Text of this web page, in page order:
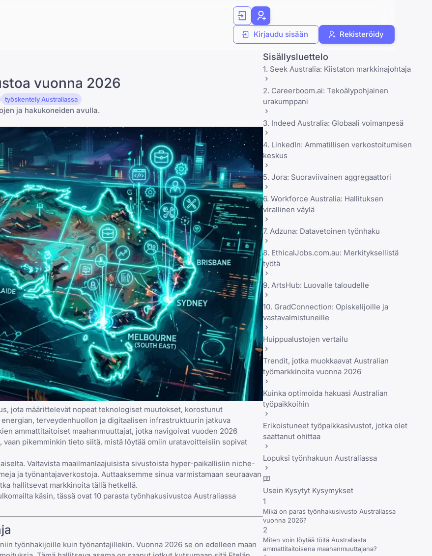
Kirjaudu sisään Rekisteröidy
vuonna 2026
työskentely Australiassa
ja hakukoneiden avulla.
jota määrittelevät nopeat teknologiset muutokset, korostunut
terveydenhuollon ja digitaalisen infrastruktuurin jatkuva
ammattitaitoiset maahanmuuttajat, jotka navigoivat vuoden 2026
pikemminkin tieto siitä, mistä löytää omiin uratavoitteisiin sopivat
Valtavista maailmanlaajuisista sivustoista hyper-paikallisiin niche-
ja työnantajaverkostoja. Auttaaksemme sinua varmistamaan seuraavan
hallitsevat markkinoita tällä hetkellä.
käsin, tässä ovat 10 parasta työnhakusivustoa Australiassa
työnhakijoille kuin työnantajillekin. Vuonna 2026 se on edelleen maan
Sisällysluettelo
1. Seek Australia: Kiistaton markkinajohtaja
2. Careerboom.ai: Tekoälypohjainen
urakumppani
3. Indeed Australia: Globaali voimanpesä
4. LinkedIn: Ammatillisen verkostoitumisen
keskus
5. Jora: Suoraviivainen aggregaattori
6. Workforce Australia: Hallituksen
virallinen väylä
7. Adzuna: Datavetoinen työnhaku
8. EthicalJobs.com.au: Merkityksellistä
työtä
9. ArtsHub: Luovalle taloudelle
10. GradConnection: Opiskelijoille ja
vastavalmistuneille
Huippualustojen vertailu
Trendit, jotka muokkaavat Australian
työmarkkinoita vuonna 2026
Kuinka optimoida hakuasi Australian
työpaikkoihin
Erikoistuneet työpaikkasivustot, jotka olet
saattanut ohittaa
Lopuksi työnhakuun Australiassa
Usein Kysytyt Kysymykset
1
Mikä on paras työnhakusivusto Australiassa
vuonna 2026?
2
Miten voin löytää töitä Australiasta
ammattitaitoisena maahanmuuttajana?